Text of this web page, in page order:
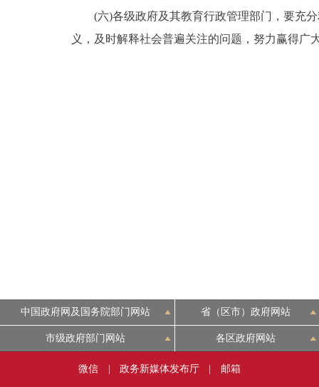
(六)各级政府及其教育行政管理部门，要充分
义，及时解释社会普遍关注的问题，努力赢得
中国政府网及国务院部门网站 省（区市）政府网站
市级政府部门网站 各区政府网站
微信 政务新媒体发布厅 邮箱